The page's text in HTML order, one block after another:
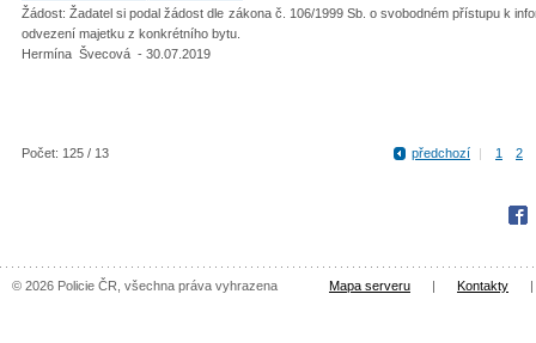
Žádost: Žadatel si podal žádost dle zákona č. 106/1999 Sb. o svobodném přístupu k
odvezení majetku z konkrétního bytu.
Hermína Švecová - 30.07.2019
Počet: 125 / 13 předchozí | 1 2
© 2026 Policie ČR, všechna práva vyhrazena Mapa serveru | Kontakty |